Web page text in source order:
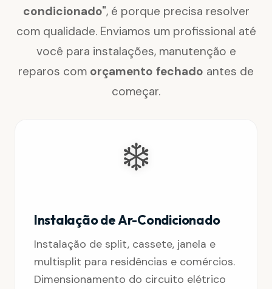
condicionado", é porque precisa resolver
com qualidade. Enviamos um profissional até
você para instalações, manutenção e
reparos com orçamento fechado antes de
começar.
❄️
Instalação de Ar-Condicionado
Instalação de split, cassete, janela e
multisplit para residências e comércios.
Dimensionamento do circuito elétrico